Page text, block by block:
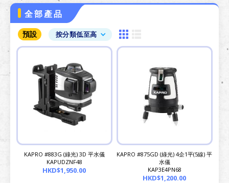
全部產品
預設 按分類低至高
KAPRO #883G (綠光) 3D 平水儀
KAPUDZNF48
HKD$1,950.00
KAPRO #875GD (綠光) 4企1平(5線) 平
水儀
KAP3E4PN68
HKD$1,200.00